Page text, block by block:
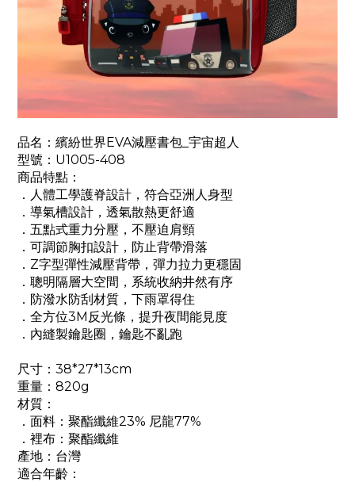
品名：繽紛世界EVA減壓書包_宇宙超人
型號：U1005-408
商品特點：
．人體工學護脊設計，符合亞洲人身型
．導氣槽設計，透氣散熱更舒適
．五點式重力分壓，不壓迫肩頸
．可調節胸扣設計，防止背帶滑落
．Z字型彈性減壓背帶，彈力拉力更穩固
．聰明隔層大空間，系統收納井然有序
．防潑水防刮材質，下雨罩得住
．全方位3M反光條，提升夜間能見度
．內縫製鑰匙圈，鑰匙不亂跑
尺寸：38*27*13cm
重量：820g
材質：
．面料：聚酯纖維23% 尼龍77%
．裡布：聚酯纖維
產地：台灣
適合年齡：